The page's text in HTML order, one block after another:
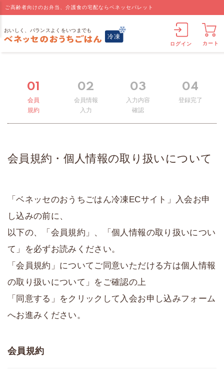
ご高齢者向けのお弁当、介護食の宅配ならベネッセパレット
ログイン カート
01
会員
規約
02
会員情報
入力
03
入力内容
確認
04
登録完了
会員規約・個人情報の取り扱いについて
「ベネッセのおうちごはん冷凍ECサイト」入会お申
し込みの前に、
以下の、「会員規約」、「個人情報の取り扱いについ
て」を必ずお読みください。
「会員規約」についてご同意いただける方は個人情報
の取り扱いについて」をご確認の上
「同意する」をクリックして入会お申し込みフォーム
へお進みください。
会員規約